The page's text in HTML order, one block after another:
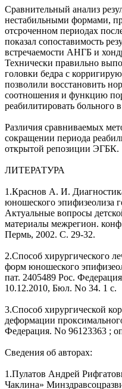
Сравнительный анализ
нестабильными формами,
отсроченном периодах
показал сопоставимость
встречаемости АНГБ и
Технически правильно
головки бедра с
позволили восстановить
соотношения и функцию
реабилитировать больного
Различия сравниваемых
сокращении периода
открытой репозиции ЭГБК.
ЛИТЕРАТУРА
1.Краснов А. И.
юношеского эпифизеолиза
Актуальные вопросы
материалы межрегион.
Пермь, 2002. С. 29-32.
2.Способ хирургического
форм юношеского
пат. 2405489 Рос.
10.12.2010, Бюл. No 34. 1 с.
3.Способ хирургической
деформации
Федерация. No 96123363 ;
Сведения об авторах:
1.Пулатов Андрей
Чаклина»